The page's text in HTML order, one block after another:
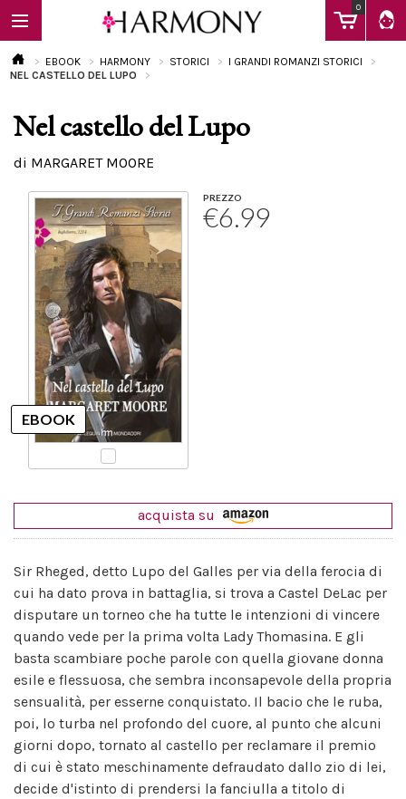
0
EBOOK
Calendario
EBOOK HARMONY STORICI
I GRANDI ROMANZI STORICI
NEL CASTELLO DEL LUPO
Nel castello del Lupo
di MARGARET MOORE
PREZZO
€6.99
acquista su
Sir Rheged, detto Lupo del Galles per via della ferocia di
cui ha dato prova in battaglia, si trova a Castel DeLac per
disputare un torneo che ha tutte le intenzioni di vincere
quando vede per la prima volta Lady Thomasina. E gli
basta scambiare poche parole con quella giovane donna
esile e flessuosa, che sembra inconsapevole della propria
sensualità, per esserne conquistato. Il bacio che le ruba,
poi, lo turba nel profondo del cuore, al punto che alcuni
giorni dopo, tornato al castello per reclamare il premio
di cui è stato meschinamente defraudato dallo zio di lei,
decide d'istinto di prendersi la fanciulla a titolo di